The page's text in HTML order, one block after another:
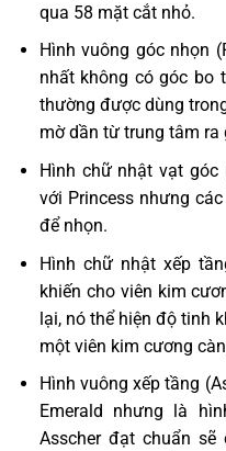
qua 58 mặt cắt nhỏ.
Hình vuông góc nhọn
nhất không có góc bo
thường được dùng
mờ dần từ trung tâm ra
Hình chữ nhật vạt góc
với Princess nhưng
để nhọn.
Hình chữ nhật xếp
khiến cho viên kim
lại, nó thể hiện độ tinh
một viên kim cương
Hình vuông xếp tầng
Emerald nhưng là
Asscher đạt chuẩn